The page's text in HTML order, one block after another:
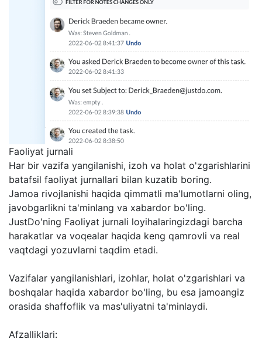
Faoliyat jurnali
Har bir vazifa yangilanishi, izoh va holat o'zgarishlarini
batafsil faoliyat jurnallari bilan kuzatib boring.
Jamoa rivojlanishi haqida qimmatli ma'lumotlarni oling,
javobgarlikni ta'minlang va xabardor bo'ling.
JustDo'ning Faoliyat jurnali loyihalaringizdagi barcha
harakatlar va voqealar haqida keng qamrovli va real
vaqtdagi yozuvlarni taqdim etadi.
Vazifalar yangilanishlari, izohlar, holat o'zgarishlari va
boshqalar haqida xabardor bo'ling, bu esa jamoangiz
orasida shaffoflik va mas'uliyatni ta'minlaydi.
Afzalliklari: